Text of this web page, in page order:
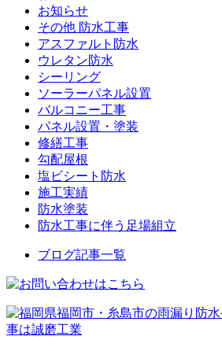
お知らせ
その他 防水工事
アスファルト防水
ウレタン防水
シーリング
ソーラーパネル設置
バルコニー工事
パネル設置・塗装
修繕工事
勾配屋根
塩ビシート防水
施工実績
防水塗装
防水工事に伴う足場組立
ブログ記事一覧